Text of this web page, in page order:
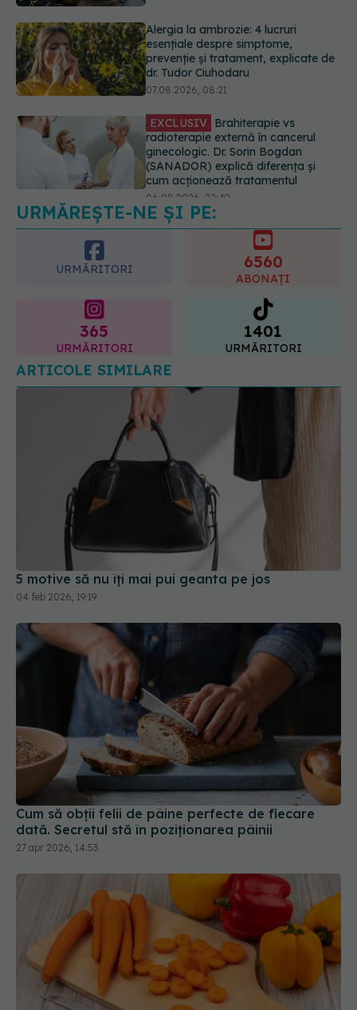
07.08.2026, 08:21
EXCLUSIV Brahiterapie vs
radioterapie externă în cancerul
ginecologic. Dr. Sorin Bogdan
(SANADOR) explică diferența și
cum acționează tratamentul
06.08.2026, 22:49
Ashwagandha: 4 efecte adverse
potențial grave
07.08.2026, 11:03
URMĂREȘTE-NE ȘI PE:
URMĂRITORI 6560
ABONAȚI
365
URMĂRITORI
1401
URMĂRITORI
ARTICOLE SIMILARE
5 motive să nu îți mai pui geanta pe jos
04 feb 2026, 19:19
Cum să obții felii de pâine perfecte de fiecare
dată. Secretul stă în poziționarea pâinii
27 apr 2026, 14:53